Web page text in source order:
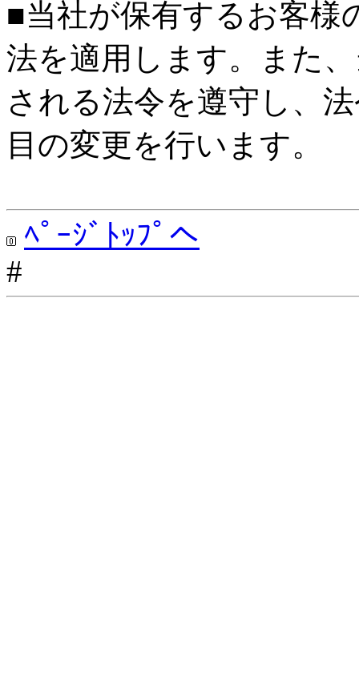
■当社が保有するお客様
法を適用します。また
される法令を遵守し、
目の変更を行います。
ﾍﾟｰｼﾞﾄｯﾌﾟへ
#